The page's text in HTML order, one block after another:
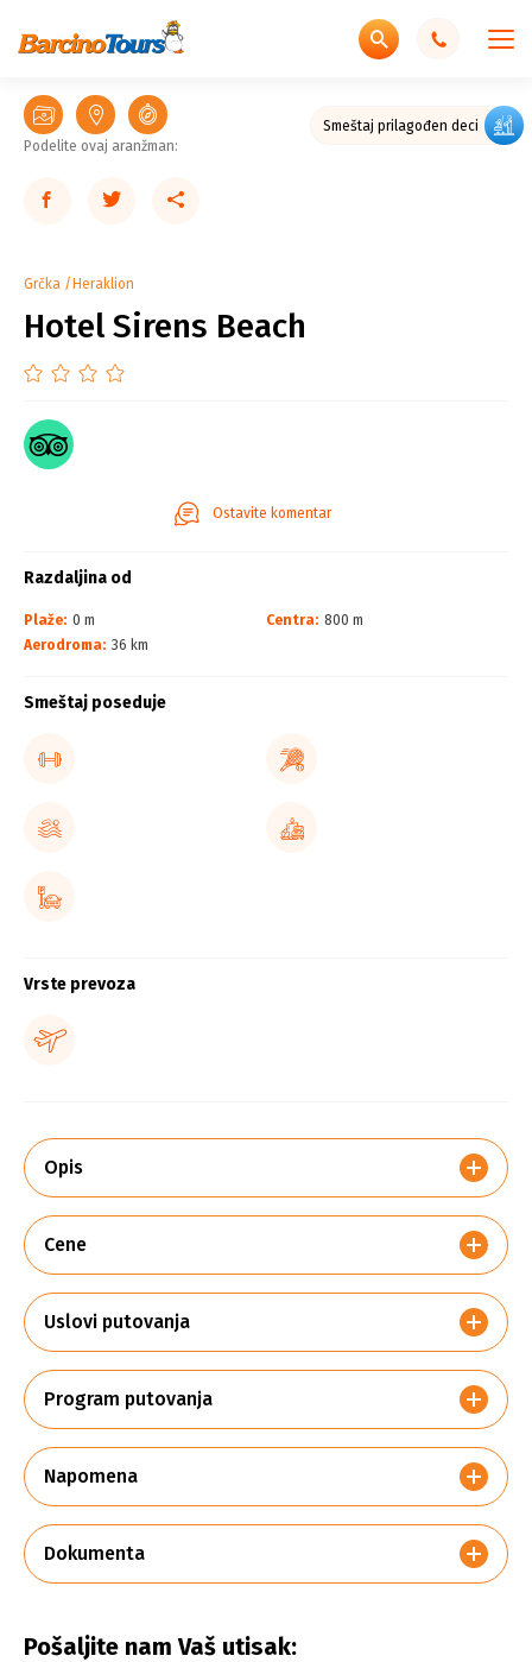
Smeštaj prilagođen deci
Nov elegantan kompleks
Podelite ovaj aranžman:
Grčka Heraklion
Hotel Sirens Beach
Ostavite komentar
Razdaljina od
Plaže: 0 m Centra: 800 m
Aerodroma: 36 km
Smeštaj poseduje
Vrste prevoza
Opis
Cene
Uslovi putovanja
Program putovanja
Napomena
Dokumenta
Pošaljite nam Vaš utisak: